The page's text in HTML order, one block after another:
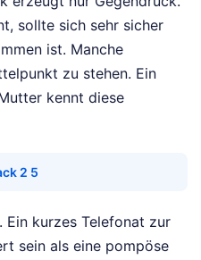
sollte sich sehr sicher
ist. Manche
zu stehen. Ein
kennt diese
2 5
Ein kurzes Telefonat zur
sein als eine pompöse